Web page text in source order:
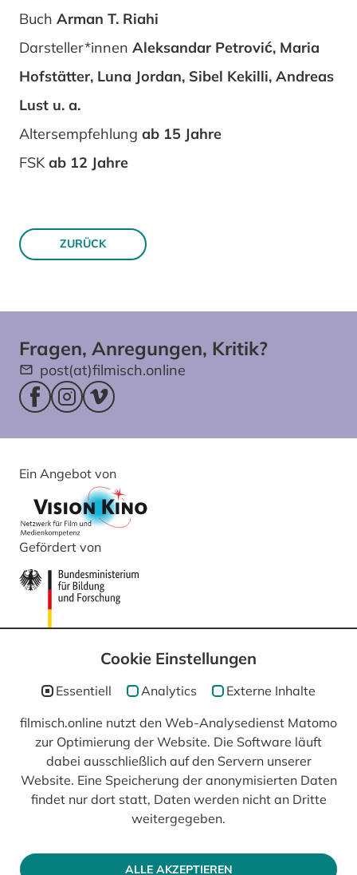
Buch Arman T. Riahi
Darsteller*innen Aleksandar Petrović, Maria
Hofstätter, Luna Jordan, Sibel Kekilli, Andreas
Lust u. a.
Altersempfehlung ab 15 Jahre
FSK ab 12 Jahre
ZURÜCK
Fragen, Anregungen, Kritik?
post(at)filmisch.online
Facebookseite (öffnet im neuen Fenster)
Instagram (öffnet im neuen Fenster)
Vimeo (öffnet im neuen Fenster)
Ein Angebot von
Gefördert von
In Kooperation mit
Cookie Einstellungen
Essentiell Analytics Externe Inhalte
filmisch.online nutzt den Web-Analysedienst Matomo
zur Optimierung der Website. Die Software läuft
dabei ausschließlich auf den Servern unserer
Website. Eine Speicherung der anonymisierten Daten
findet nur dort statt, Daten werden nicht an Dritte
weitergegeben.
ALLE AKZEPTIEREN